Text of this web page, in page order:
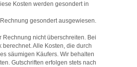
Kosten werden gesondert in
gesondert ausgewiesen.
Rechnung nicht überschreiten. Bei
Alle Kosten, die durch
säumigen Käufers. Wir behalten
Gutschriften erfolgen stets nach